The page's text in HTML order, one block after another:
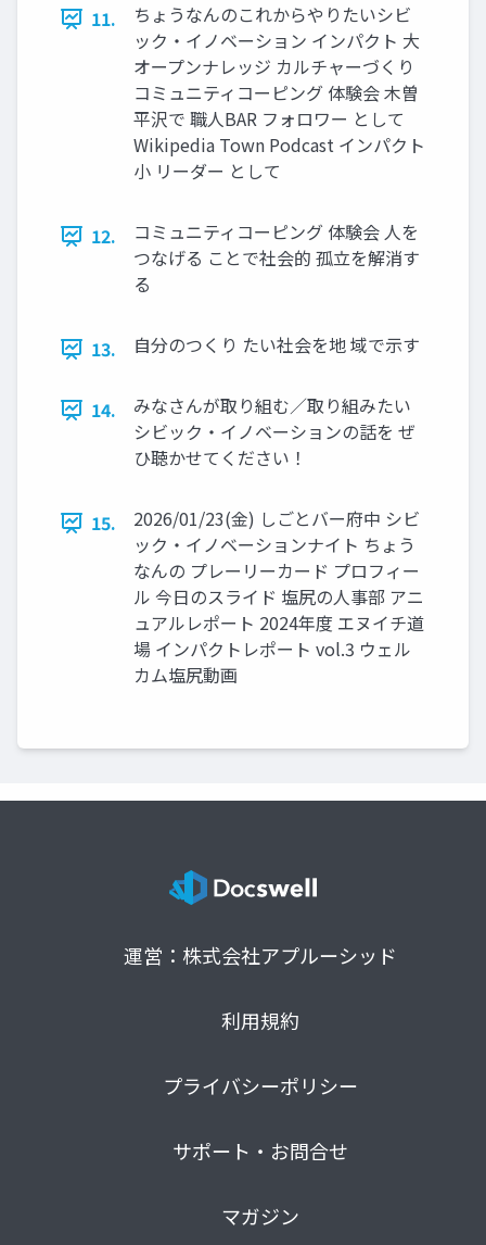
11.
ちょうなんのこれからやりたいシビ
ック・イノベーション インパクト 大
オープンナレッジ カルチャーづくり
コミュニティコーピング 体験会 木曽
平沢で 職人BAR フォロワー として
Wikipedia Town Podcast インパクト
小 リーダー として
12.
コミュニティコーピング 体験会 人を
つなげる ことで社会的 孤立を解消す
る
13. 自分のつくり たい社会を地 域で示す
14.
みなさんが取り組む／取り組みたい
シビック・イノベーションの話を ぜ
ひ聴かせてください！
15.
2026/01/23(金) しごとバー府中 シビ
ック・イノベーションナイト ちょう
なんの プレーリーカード プロフィー
ル 今日のスライド 塩尻の人事部 アニ
ュアルレポート 2024年度 エヌイチ道
場 インパクトレポート vol.3 ウェル
カム塩尻動画
運営：株式会社アプルーシッド
利用規約
プライバシーポリシー
サポート・お問合せ
マガジン